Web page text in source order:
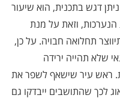
דגש בתכנית, הוא שיעור
הנערכות, וזאת על מנת
תחלואה חבויה. על כן,
שלא תהייה ירידה
ראש עיר שישאף לשפר את
לכך שהתושבים ייבדקו גם